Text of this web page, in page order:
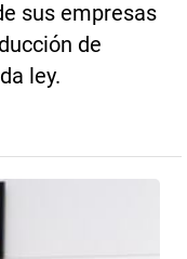
sus empresas
de
ley.